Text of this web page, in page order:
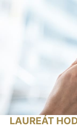
LAUREÁT